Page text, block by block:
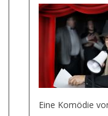
Eine Komödie